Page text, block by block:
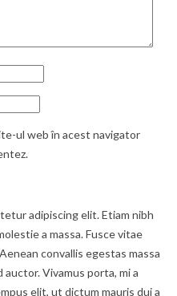
ul web în acest navigator
adipiscing elit. Etiam nibh
a massa. Fusce vitae
convallis egestas massa
Vivamus porta, mi a
elit, ut dictum mauris dui a